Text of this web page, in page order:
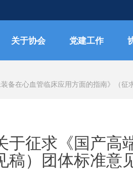
关于协会 党建工作
于征求《国产高
稿）团体标准意
备在心血管临床应用方面的指南》（征